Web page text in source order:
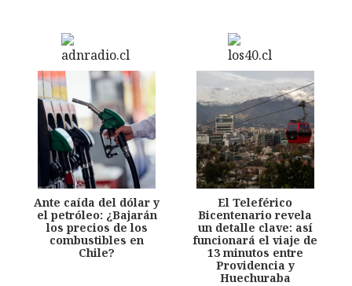
Ante caída del dólar y
el petróleo: ¿Bajarán
los precios de los
combustibles en
Chile?
El Teleférico
Bicentenario revela
un detalle clave: así
funcionará el viaje de
13 minutos entre
Providencia y
Huechuraba